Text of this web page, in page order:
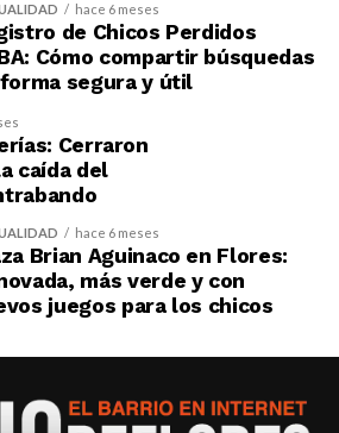
hace 6 meses
de Chicos Perdidos
Cómo compartir búsquedas
segura y útil
Cerraron
caída del
hace 6 meses
Brian Aguinaco en Flores:
más verde y con
juegos para los chicos